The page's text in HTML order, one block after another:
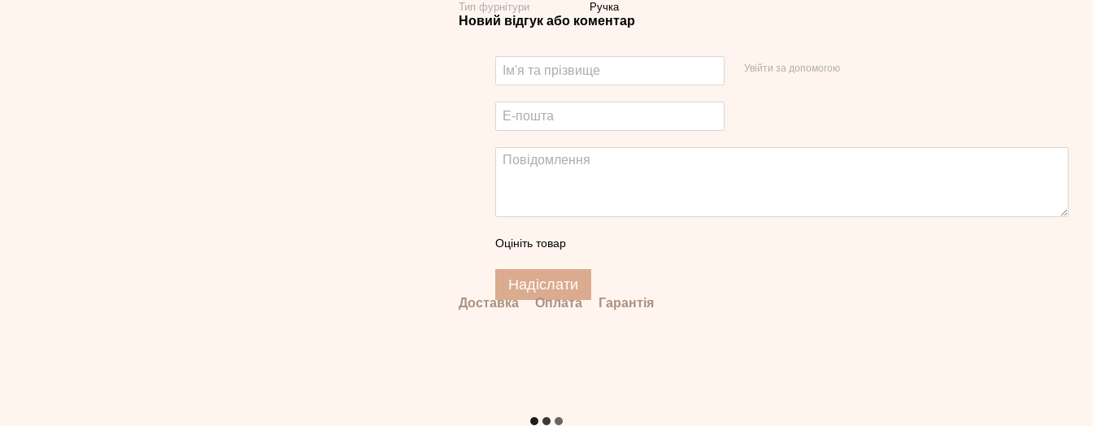
Тип фурнітури
Ручка
Новий відгук або коментар
Увійти за допомогою
Оцініть товар
Надіслати
Доставка Оплата Гарантія